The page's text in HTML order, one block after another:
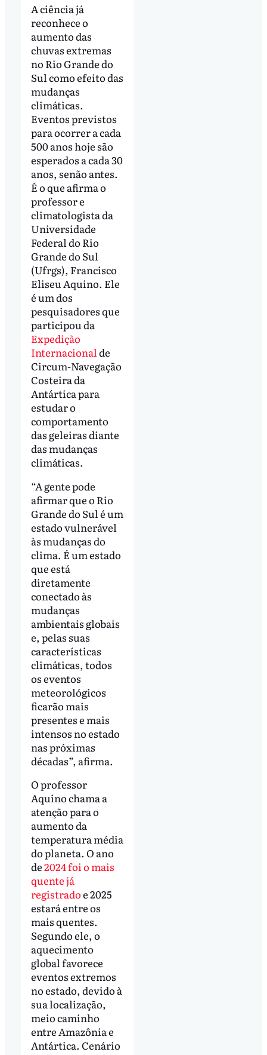
A ciência já
reconhece o
aumento das
chuvas extremas
no Rio Grande do
Sul como efeito das
mudanças
climáticas.
Eventos previstos
para ocorrer a cada
500 anos hoje são
esperados a cada 30
anos, senão antes.
É o que afirma o
professor e
climatologista da
Universidade
Federal do Rio
Grande do Sul
(Ufrgs), Francisco
Eliseu Aquino. Ele
é um dos
pesquisadores que
participou da
Expedição
Internacional de
Circum-Navegação
Costeira da
Antártica para
estudar o
comportamento
das geleiras diante
das mudanças
climáticas.
“A gente pode
afirmar que o Rio
Grande do Sul é um
estado vulnerável
às mudanças do
clima. É um estado
que está
diretamente
conectado às
mudanças
ambientais globais
e, pelas suas
características
climáticas, todos
os eventos
meteorológicos
ficarão mais
presentes e mais
intensos no estado
nas próximas
décadas”, afirma.
O professor
Aquino chama a
atenção para o
aumento da
temperatura média
do planeta. O ano
de2024 foi o mais
quente já
registradoe 2025
estará entre os
mais quentes.
Segundo ele, o
aquecimento
global favorece
eventos extremos
no estado, devido à
sua localização,
meio caminho
entre Amazônia e
Antártica. Cenário